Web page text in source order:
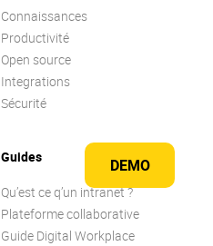
DEMO
Connaissances
Productivité
Open source
Integrations
Sécurité
Guides
Qu’est ce q’un intranet ?
Plateforme collaborative
Guide Digital Workplace